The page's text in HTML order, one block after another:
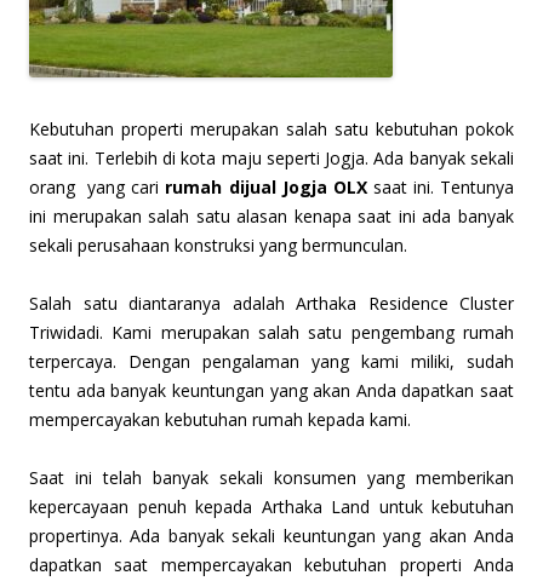
Kebutuhan properti merupakan salah satu kebutuhan pokok
saat ini. Terlebih di kota maju seperti Jogja. Ada banyak sekali
orang yang cari rumah dijual Jogja OLXsaat ini. Tentunya
ini merupakan salah satu alasan kenapa saat ini ada banyak
sekali perusahaan konstruksi yang bermunculan.
Salah satu diantaranya adalah Arthaka Residence Cluster
Triwidadi. Kami merupakan salah satu pengembang rumah
terpercaya. Dengan pengalaman yang kami miliki, sudah
tentu ada banyak keuntungan yang akan Anda dapatkan saat
mempercayakan kebutuhan rumah kepada kami.
Saat ini telah banyak sekali konsumen yang memberikan
kepercayaan penuh kepada Arthaka Land untuk kebutuhan
propertinya. Ada banyak sekali keuntungan yang akan Anda
dapatkan saat mempercayakan kebutuhan properti Anda